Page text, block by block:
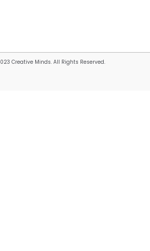
Creative Minds. All Rights Reserved.